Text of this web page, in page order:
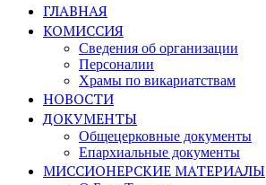
ГЛАВНАЯ
КОМИССИЯ
Сведения об организации
Персоналии
Храмы по викариатствам
НОВОСТИ
ДОКУМЕНТЫ
Общецерковные документы
Епархиальные документы
МИССИОНЕРСКИЕ МАТЕРИАЛЫ